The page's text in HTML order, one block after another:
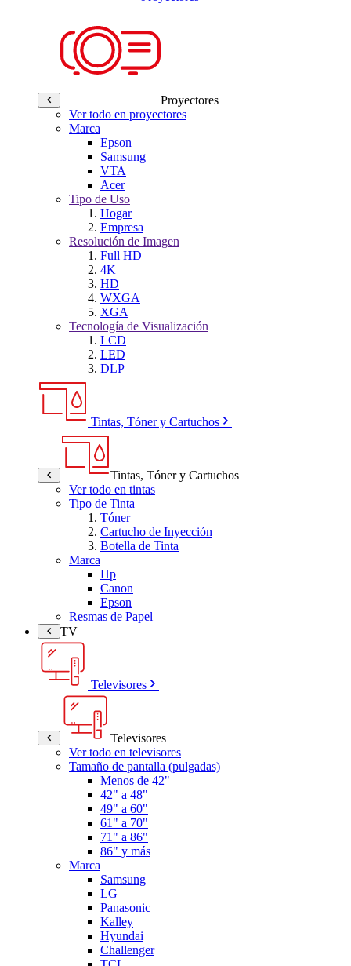
Proyectores
Ver todo en proyectores
Marca
Epson
Samsung
VTA
Acer
Tipo de Uso
Hogar
Empresa
Resolución de Imagen
Full HD
4K
HD
WXGA
XGA
Tecnología de Visualización
LCD
LED
DLP
Tintas, Tóner y Cartuchos
Tintas, Tóner y Cartuchos
Ver todo en tintas
Tipo de Tinta
Tóner
Cartucho de Inyección
Botella de Tinta
Marca
Hp
Canon
Epson
Resmas de Papel
TV
Televisores
Televisores
Ver todo en televisores
Tamaño de pantalla (pulgadas)
Menos de 42"
42" a 48"
49" a 60"
61" a 70"
71" a 86"
86" y más
Marca
Samsung
LG
Panasonic
Kalley
Hyundai
Challenger